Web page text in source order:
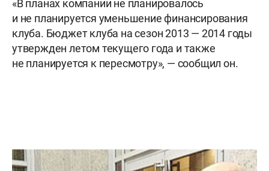
«В планах компании не планировалось
и не планируется уменьшение финансирования
клуба. Бюджет клуба на сезон 2013 — 2014 годы
утвержден летом текущего года и также
не планируется к пересмотру», — сообщил он.